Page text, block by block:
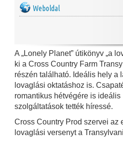
Weboldal
A „Lonely Planet” útikönyv „a
ki a Cross Country Farm
részén található. Ideális hely a
lovaglási oktatáshoz is.
romantikus hétvégére is
szolgáltatások tették híressé.
Cross Country Prod szervei az
lovaglási versenyt a